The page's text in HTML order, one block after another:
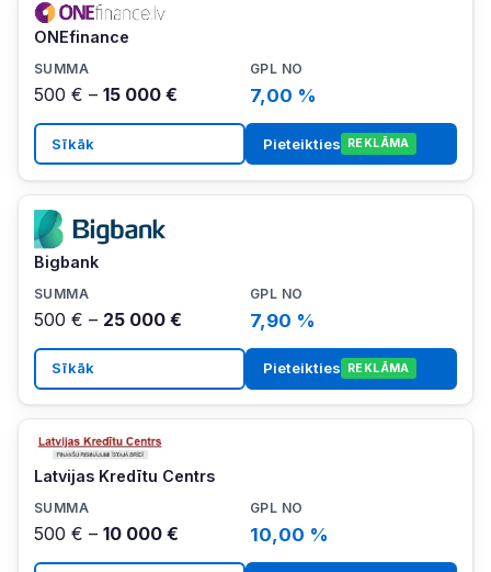
ONEfinance
500 € – 15 000 € 7,00 %
Sīkāk Pieteikties REKLĀMA
Bigbank
500 € – 25 000 € 7,90 %
Sīkāk Pieteikties REKLĀMA
Latvijas Kredītu Centrs
500 € – 10 000 € 10,00 %